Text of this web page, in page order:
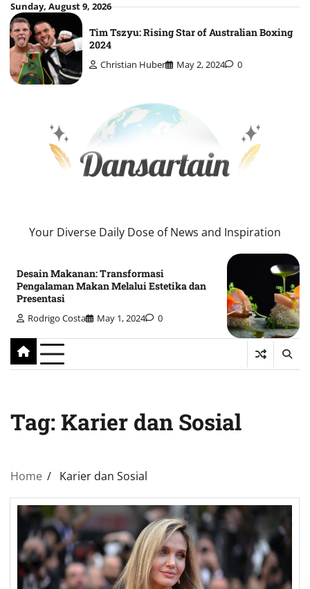
Skip
to
content
Sunday, August 9, 2026
Tim Tszyu: Rising Star of Australian Boxing
2024
Christian Huber May 2, 2024 0
Your Diverse Daily Dose of News and Inspiration
Desain Makanan: Transformasi
Pengalaman Makan Melalui Estetika dan
Presentasi
Rodrigo Costa May 1, 2024 0
Tag: Karier dan Sosial
Home Karier dan Sosial